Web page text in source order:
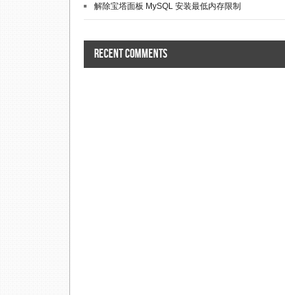
解除宝塔面板 MySQL 安装最低内存限制
Recent comments